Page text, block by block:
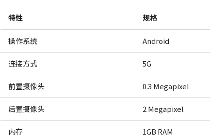
特性 规格
操作系统 Android
连接方式 5G
前置摄像头 0.3 Megapixel
后置摄像头 2 Megapixel
内存 1GB RAM